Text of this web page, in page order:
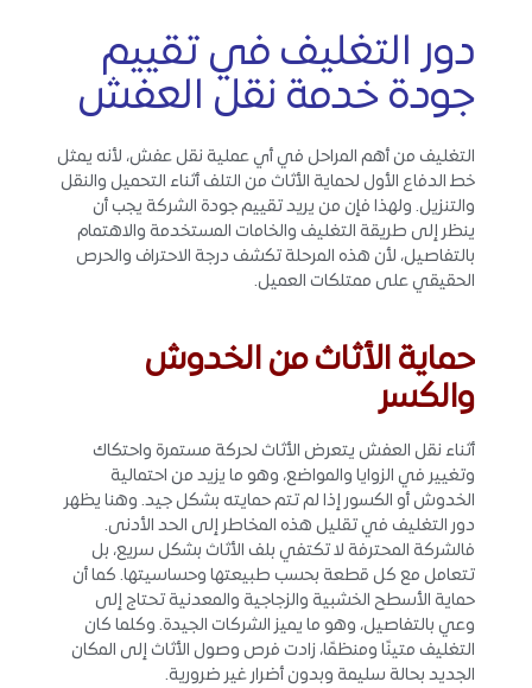
دور التغليف في تقييم
جودة خدمة نقل العفش
التغليف من أهم المراحل في أي عملية نقل عفش، لأنه يمثل
خط الدفاع الأول لحماية الأثاث من التلف أثناء التحميل والنقل
والتنزيل. ولهذا فإن من يريد تقييم جودة الشركة يجب أن
ينظر إلى طريقة التغليف والخامات المستخدمة والاهتمام
بالتفاصيل، لأن هذه المرحلة تكشف درجة الاحتراف والحرص
الحقيقي على ممتلكات العميل.
حماية الأثاث من الخدوش
والكسر
أثناء نقل العفش يتعرض الأثاث لحركة مستمرة واحتكاك
وتغيير في الزوايا والمواضع، وهو ما يزيد من احتمالية
الخدوش أو الكسور إذا لم تتم حمايته بشكل جيد. وهنا يظهر
دور التغليف في تقليل هذه المخاطر إلى الحد الأدنى.
فالشركة المحترفة لا تكتفي بلف الأثاث بشكل سريع، بل
تتعامل مع كل قطعة بحسب طبيعتها وحساسيتها. كما أن
حماية الأسطح الخشبية والزجاجية والمعدنية تحتاج إلى
وعي بالتفاصيل، وهو ما يميز الشركات الجيدة. وكلما كان
التغليف متينًا ومنظمًا، زادت فرص وصول الأثاث إلى المكان
الجديد بحالة سليمة وبدون أضرار غير ضرورية.